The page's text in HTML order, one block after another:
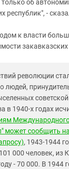
об
республик", -
к власти
революции
людей,
в 1940-х годах
может сообщить
, 1943-1944
000 человек, из
- 70 000. В 1944